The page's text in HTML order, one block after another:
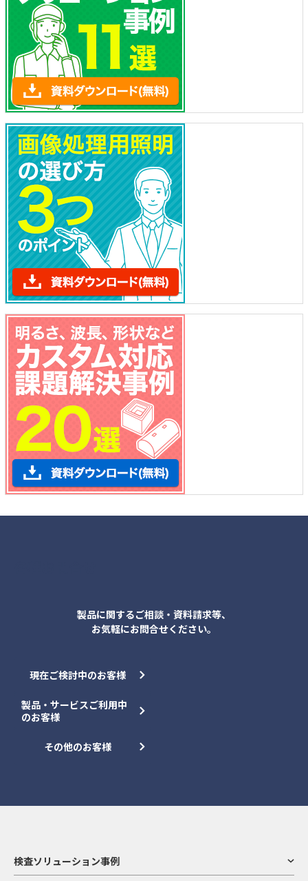
製品に関するご相談・資料請求等、
お気軽にお問合せください。
現在ご検討中のお客様
製品・サービスご利用中
のお客様
その他のお客様
検査ソリューション事例